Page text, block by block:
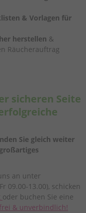
& Vorlagen für
herstellen &
Räucherauftrag
sicheren Seite
Sie gleich weiter
an unter
09.00-13.00), schicken
oder buchen Sie eine
& unverbindlich!